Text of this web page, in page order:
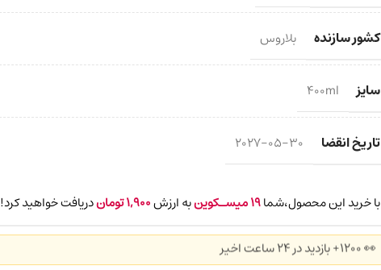
کشور سازنده بلاروس
سایز 400ml
تاریخ انقضا 2027-05-30
با خرید این محصول،شما19میسـکوینبه ارزش1,900توماندریافت خواهید کرد!
👀 1200+ بازدید در ۲۴ ساعت اخیر